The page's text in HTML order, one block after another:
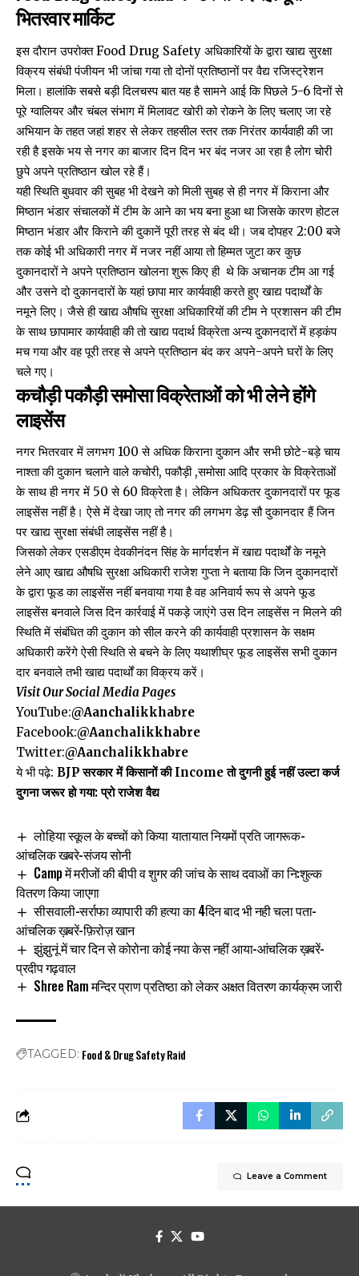
भितरवार मार्किट
इस दौरान उपरोक्त Food Drug Safety अधिकारियों के द्वारा खाद्य सुरक्षा
विक्रय संबंधी पंजीयन भी जांचा गया तो दोनों प्रतिष्ठानों पर वैद्य रजिस्ट्रेशन
मिला। हालांकि सबसे बड़ी दिलचस्प बात यह है सामने आई कि पिछले 5-6 दिनों से
पूरे ग्वालियर और चंबल संभाग में मिलावट खोरी को रोकने के लिए चलाए जा रहे
अभियान के तहत जहां शहर से लेकर तहसील स्तर तक निरंतर कार्यवाही की जा
रही है इसके भय से नगर का बाजार दिन दिन भर बंद नजर आ रहा है लोग चोरी
छुपे अपने प्रतिष्ठान खोल रहे हैं।
यही स्थिति बुधवार की सुबह भी देखने को मिली सुबह से ही नगर में किराना और
मिष्ठान भंडार संचालकों में टीम के आने का भय बना हुआ था जिसके कारण होटल
मिष्ठान भंडार और किराने की दुकानें पूरी तरह से बंद थी। जब दोपहर 2:00 बजे
तक कोई भी अधिकारी नगर में नजर नहीं आया तो हिम्मत जुटा कर कुछ
दुकानदारों ने अपने प्रतिष्ठान खोलना शुरू किए ही थे कि अचानक टीम आ गई
और उसने दो दुकानदारों के यहां छापा मार कार्यवाही करते हुए खाद्य पदार्थों के
नमूने लिए। जैसे ही खाद्य औषधि सुरक्षा अधिकारियों की टीम ने प्रशासन की टीम
के साथ छापामार कार्यवाही की तो खाद्य पदार्थ विक्रेता अन्य दुकानदारों में हड़कंप
मच गया और वह पूरी तरह से अपने प्रतिष्ठान बंद कर अपने-अपने घरों के लिए
चले गए।
कचौड़ी पकौड़ी समोसा विक्रेताओं को भी लेने होंगे
लाइसेंस
नगर भितरवार में लगभग 100 से अधिक किराना दुकान और सभी छोटे-बड़े चाय
नाश्ता की दुकान चलाने वाले कचोरी, पकौड़ी ,समोसा आदि प्रकार के विक्रेताओं
के साथ ही नगर में 50 से 60 विक्रेता है। लेकिन अधिकतर दुकानदारों पर फूड
लाइसेंस नहीं है। ऐसे में देखा जाए तो नगर की लगभग डेढ़ सौ दुकानदार हैं जिन
पर खाद्य सुरक्षा संबंधी लाइसेंस नहीं है।
जिसको लेकर एसडीएम देवकीनंदन सिंह के मार्गदर्शन में खाद्य पदार्थों के नमूने
लेने आए खाद्य औषधि सुरक्षा अधिकारी राजेश गुप्ता ने बताया कि जिन दुकानदारों
के द्वारा फूड का लाइसेंस नहीं बनवाया गया है वह अनिवार्य रूप से अपने फूड
लाइसेंस बनवाले जिस दिन कार्रवाई में पकड़े जाएंगे उस दिन लाइसेंस न मिलने की
स्थिति में संबंधित की दुकान को सील करने की कार्यवाही प्रशासन के सक्षम
अधिकारी करेंगे ऐसी स्थिति से बचने के लिए यथाशीघ्र फूड लाइसेंस सभी दुकान
दार बनवाले तभी खाद्य पदार्थों का विक्रय करें।
Visit Our Social Media Pages
YouTube:@Aanchalikkhabre
Facebook:@Aanchalikkhabre
Twitter:@Aanchalikkhabre
ये भी पढ़े: BJP सरकार में किसानों की Income तो दुगनी हुई नहीं उल्टा कर्ज
दुगना जरूर हो गया: प्रो राजेश वैद्य
लोहिया स्कूल के बच्चों को किया यातायात नियमों प्रति जागरूक-
आंचलिक खबरे-संजय सोनी
Camp में मरीजों की बीपी व शुगर की जांच के साथ दवाओं का नि:शुल्क
वितरण किया जाएगा
सीसवाली-सर्राफा व्यापारी की हत्या का 4दिन बाद भी नही चला पता-
आंचलिक ख़बरें-फ़िरोज़ खान
झुंझुनूं में चार दिन से कोरोना कोई नया केस नहीं आया-आंचलिक ख़बरें-
प्रदीप गढ़वाल
Shree Ram मन्दिर प्राण प्रतिष्ठा को लेकर अक्षत वितरण कार्यक्रम जारी
TAGGED: Food & Drug Safety Raid
Leave a Comment